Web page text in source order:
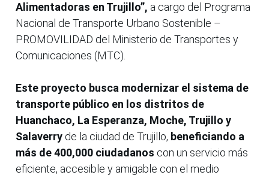
Alimentadoras en Trujillo”, a cargo del Programa
Nacional de Transporte Urbano Sostenible –
PROMOVILIDAD del Ministerio de Transportes y
Comunicaciones (MTC).
Este proyecto busca modernizar el sistema de
transporte público en los distritos de
Huanchaco, La Esperanza, Moche, Trujillo y
Salaverry de la ciudad de Trujillo, beneficiando a
más de 400,000 ciudadanos con un servicio más
eficiente, accesible y amigable con el medio